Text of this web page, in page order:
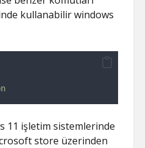
kullanabilir windows
11 işletim sistemlerinde
store üzerinden